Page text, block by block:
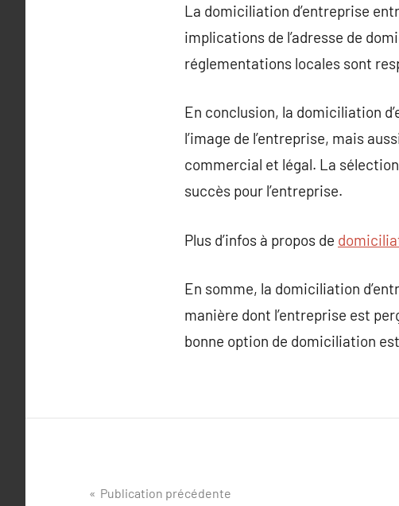
La domiciliation d’entreprise
implications de l’adresse de
réglementations locales sont
En conclusion, la domiciliation
l’image de l’entreprise, mais
commercial et légal. La
succès pour l’entreprise.
Plus d’infos à propos de
En somme, la domiciliation
manière dont l’entreprise est
bonne option de domiciliation
Navigation
Publication précédente